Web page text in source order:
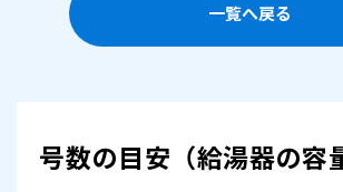
一覧へ戻る
号数の目安（給湯器の容